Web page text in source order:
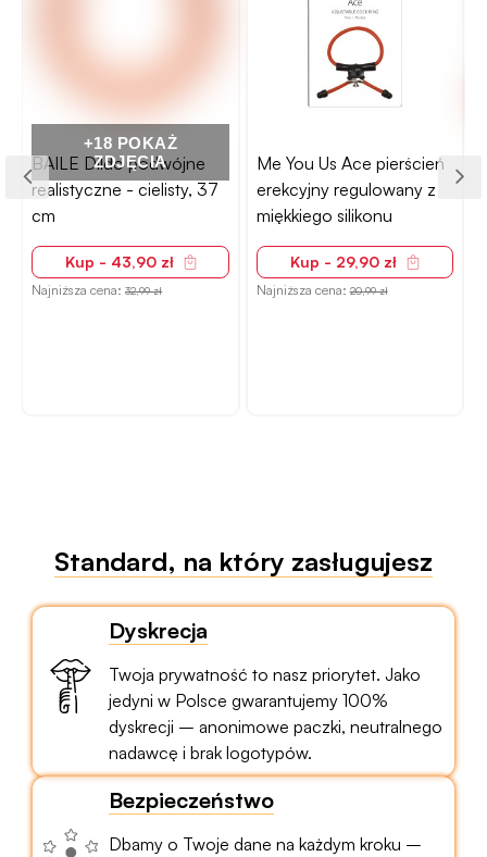
+18 POKAŻ
ZDJĘCIA
BAILE Dildo podwójne
realistyczne - cielisty, 37
cm
Kup - 43,90 zł
Najniższa cena:32,99 zł
Me You Us Ace pierścień
erekcyjny regulowany z
miękkiego silikonu
Kup - 29,90 zł
Najniższa cena:20,99 zł
Standard, na który zasługujesz
Dyskrecja
Twoja prywatność to nasz priorytet. Jako
jedyni w Polsce gwarantujemy 100%
dyskrecji – anonimowe paczki, neutralnego
nadawcę i brak logotypów.
Bezpieczeństwo
Dbamy o Twoje dane na każdym kroku –